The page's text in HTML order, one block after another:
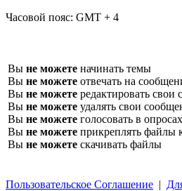
Часовой пояс: GMT + 4
Вы не можете начинать темы
Вы не можете отвечать на
Вы не можете редактировать свои
Вы не можете удалять свои
Вы не можете голосовать в опросах
Вы не можете прикреплять файлы
Вы не можете скачивать файлы
Пользовательское Соглашение |